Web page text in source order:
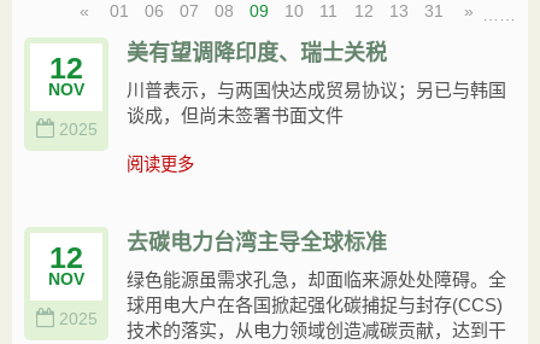
« 01 …
06 07 08 09 10 11 12 13 …
31 »
12
NOV
2025
美有望调降印度、瑞士关税
川普表示，与两国快达成贸易协议；另已与韩国
谈成，但尚未签署书面文件
阅读更多
12
NOV
2025
去碳电力台湾主导全球标准
绿色能源虽需求孔急，却面临来源处处障碍。全
球用电大户在各国掀起强化碳捕捉与封存(CCS)
技术的落实，从电力领域创造减碳贡献，达到干